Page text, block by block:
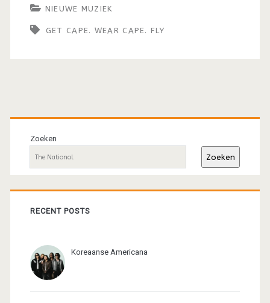
NIEUWE MUZIEK
GET CAPE. WEAR CAPE. FLY
Primaire
sidebar
Zoeken
Zoeken
RECENT POSTS
Koreaanse Americana